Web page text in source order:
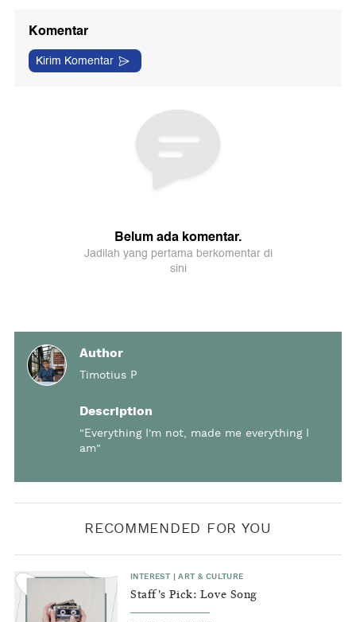
Author
Timotius P
Description
"Everything I'm not, made me everything I
am"
RECOMMENDED FOR YOU
INTEREST |ART & CULTURE
Staff's Pick: Love Song